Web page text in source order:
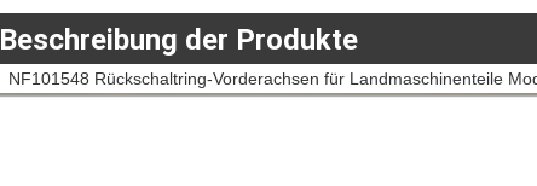
Beschreibung der Produkte
NF101548 Rückschaltring-Vorderachsen für Landmaschinenteile